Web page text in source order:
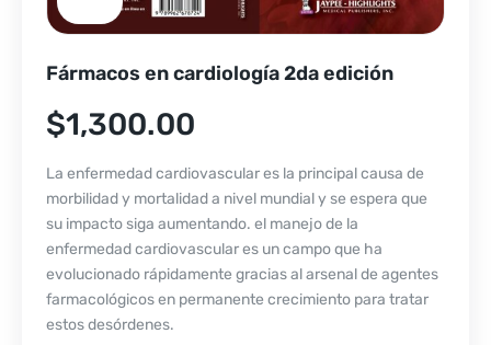
Fármacos en cardiología 2da edición
$1,300.00
La enfermedad cardiovascular es la principal causa de
morbilidad y mortalidad a nivel mundial y se espera que
su impacto siga aumentando. el manejo de la
enfermedad cardiovascular es un campo que ha
evolucionado rápidamente gracias al arsenal de agentes
farmacológicos en permanente crecimiento para tratar
estos desórdenes.